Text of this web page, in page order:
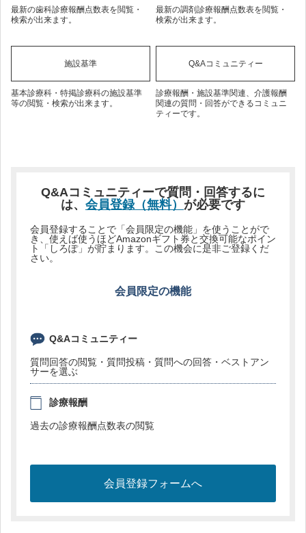
最新の歯科診療報酬点数表を閲覧・
検索が出来ます。
最新の調剤診療報酬点数表を閲覧・
検索が出来ます。
施設基準
基本診療科・特掲診療科の施設基準
等の閲覧・検索が出来ます。
Q&Aコミュニティー
診療報酬・施設基準関連、介護報酬
関連の質問・回答ができるコミュニ
ティーです。
Q&Aコミュニティーで質問・回答するに
は、 会員登録（無料） が必要です
会員登録することで「会員限定の機能」を使うことがで
き、使えば使うほどAmazonギフト券と交換可能なポイン
ト「しろぽ」が貯まります。この機会に是非ご登録くだ
さい。
会員限定の機能
Q&Aコミュニティー
質問回答の閲覧・質問投稿・質問への回答・ベストアン
サーを選ぶ
診療報酬
過去の診療報酬点数表の閲覧
会員登録フォームへ